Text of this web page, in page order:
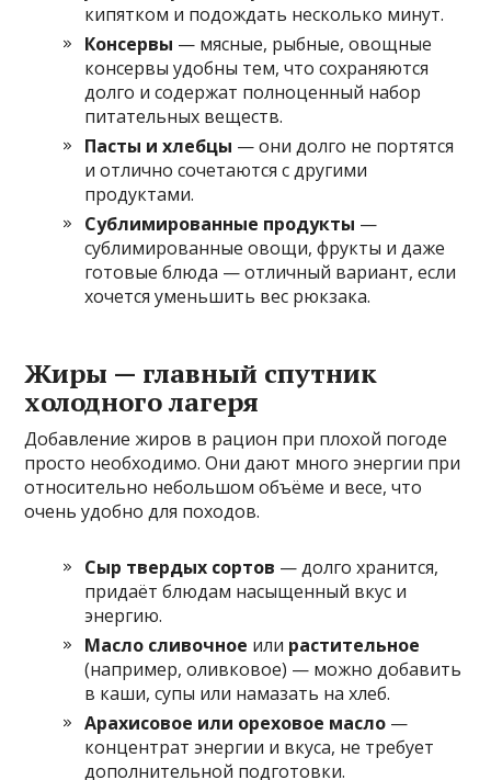
кипятком и подождать несколько минут.
Консервы — мясные, рыбные, овощные
консервы удобны тем, что сохраняются
долго и содержат полноценный набор
питательных веществ.
Пасты и хлебцы — они долго не портятся
и отлично сочетаются с другими
продуктами.
Сублимированные продукты —
сублимированные овощи, фрукты и даже
готовые блюда — отличный вариант, если
хочется уменьшить вес рюкзака.
Жиры — главный спутник
холодного лагеря
Добавление жиров в рацион при плохой погоде
просто необходимо. Они дают много энергии при
относительно небольшом объёме и весе, что
очень удобно для походов.
Сыр твердых сортов — долго хранится,
придаёт блюдам насыщенный вкус и
энергию.
Масло сливочное или растительное
(например, оливковое) — можно добавить
в каши, супы или намазать на хлеб.
Арахисовое или ореховое масло —
концентрат энергии и вкуса, не требует
дополнительной подготовки.